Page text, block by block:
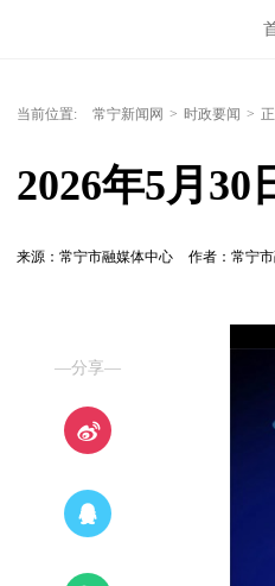
当前位置: 常宁新闻网 > 时政要闻 >
2026年5月30
来源：常宁市融媒体中心 作者：常宁
—分享—